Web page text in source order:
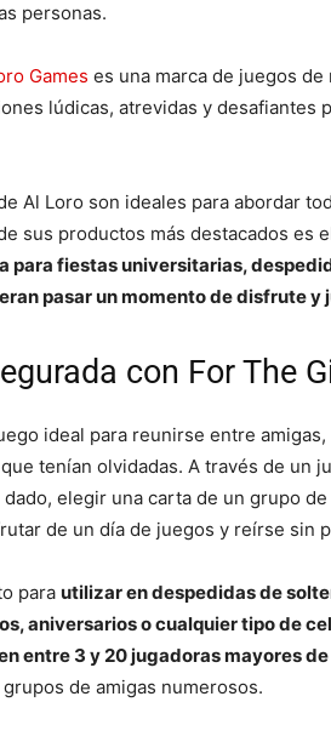
personas.
Games es una marca de juegos
lúdicas, atrevidas y desafiantes
Al Loro son ideales para abordar
sus productos más destacados es
para fiestas universitarias,
pasar un momento de disfrute y
con For The
ideal para reunirse entre
tenían olvidadas. A través de un
elegir una carta de un grupo
de un día de juegos y reírse sin
para utilizar en despedidas de
aniversarios o cualquier tipo de
entre 3 y 20 jugadoras mayores de
de amigas numerosos.